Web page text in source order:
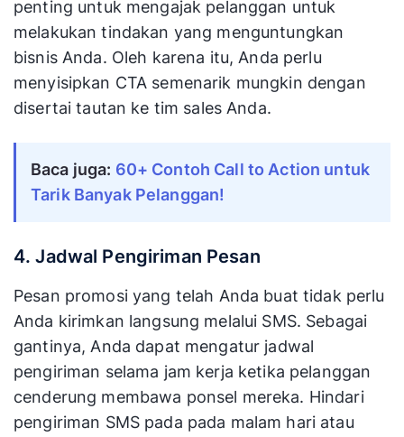
penting untuk mengajak pelanggan untuk
melakukan tindakan yang menguntungkan
bisnis Anda. Oleh karena itu, Anda perlu
menyisipkan CTA semenarik mungkin dengan
disertai tautan ke tim sales Anda.
Baca juga: 60+ Contoh Call to Action untuk
Tarik Banyak Pelanggan!
4. Jadwal Pengiriman Pesan
Pesan promosi yang telah Anda buat tidak perlu
Anda kirimkan langsung melalui SMS. Sebagai
gantinya, Anda dapat mengatur jadwal
pengiriman selama jam kerja ketika pelanggan
cenderung membawa ponsel mereka. Hindari
pengiriman SMS pada pada malam hari atau